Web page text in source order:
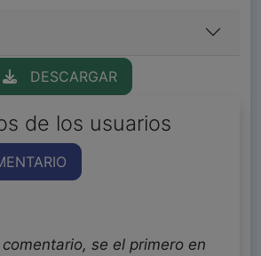
DESCARGAR
de los usuarios
se el primero en